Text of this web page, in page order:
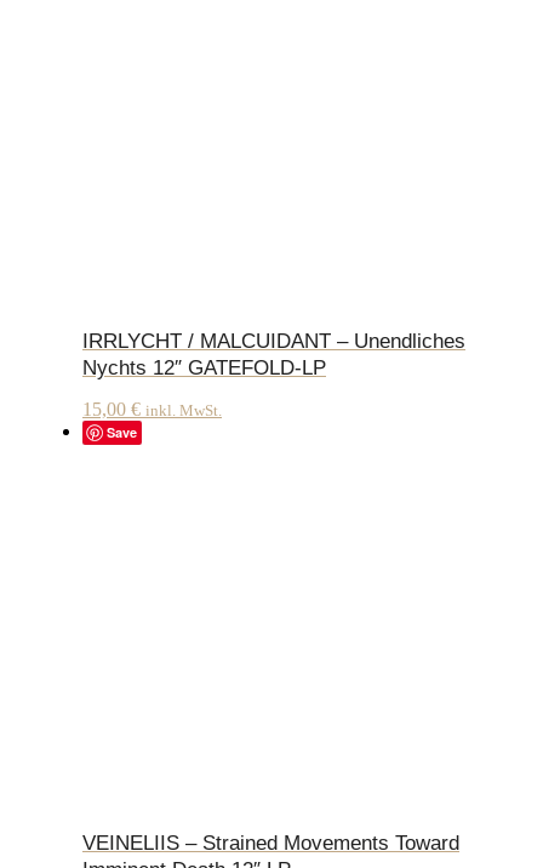
IRRLYCHT / MALCUIDANT – Unendliches
Nychts 12″ GATEFOLD-LP
15,00 € inkl. MwSt.
Save
VEINELIIS – Strained Movements Toward